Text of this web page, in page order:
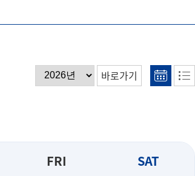
바로가기
FRI SAT